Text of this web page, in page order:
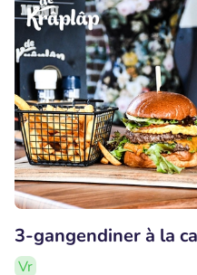
3-gangendiner à la
Vr